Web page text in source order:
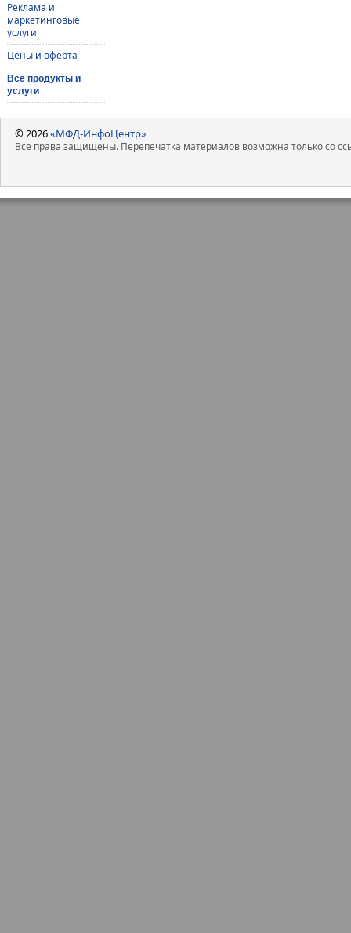
Реклама и
маркетинговые
услуги
Цены и оферта
Все продукты и
услуги
© 2026«МФД-ИнфоЦентр»
Все права защищены. Перепечатка материалов возможна только со